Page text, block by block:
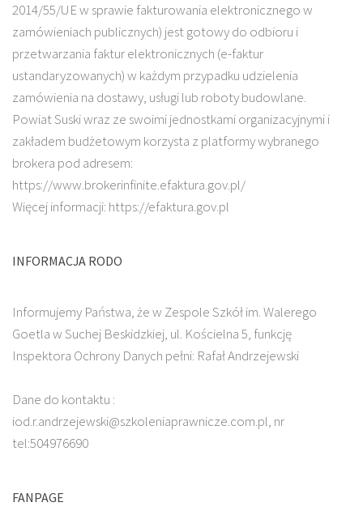
2014/55/UE w sprawie fakturowania elektronicznego w
zamówieniach publicznych) jest gotowy do odbioru i
przetwarzania faktur elektronicznych (e-faktur
ustandaryzowanych) w każdym przypadku udzielenia
zamówienia na dostawy, usługi lub roboty budowlane.
Powiat Suski wraz ze swoimi jednostkami organizacyjnymi i
zakładem budżetowym korzysta z platformy wybranego
brokera pod adresem:
https://www.brokerinfinite.efaktura.gov.pl/
Więcej informacji: https://efaktura.gov.pl
INFORMACJA RODO
Informujemy Państwa, że w Zespole Szkół im. Walerego
Goetla w Suchej Beskidzkiej, ul. Kościelna 5, funkcję
Inspektora Ochrony Danych pełni: Rafał Andrzejewski
Dane do kontaktu :
iod.r.andrzejewski@szkoleniaprawnicze.com.pl, nr
tel:504976690
FANPAGE